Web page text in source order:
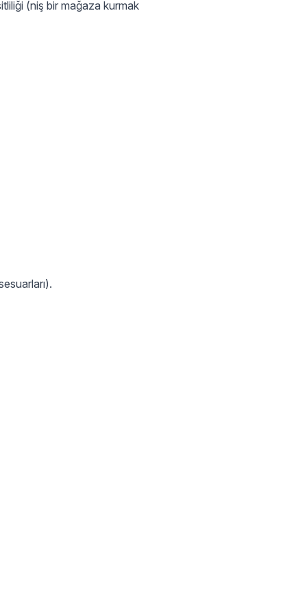
(niş bir mağaza kurmak